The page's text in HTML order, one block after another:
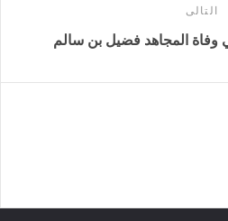
التالى
وفاة المجاهد فضيل بن سالم